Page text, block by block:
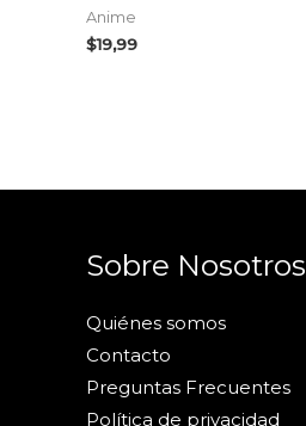
Anime
$19,99
Sobre Nosotros
Quiénes somos
Contacto
Preguntas Frecuentes
Política de privacidad